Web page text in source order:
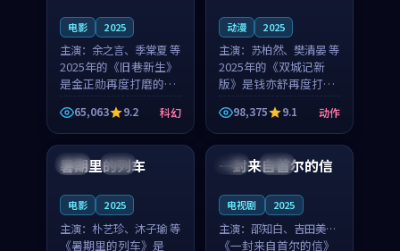
电影 2025
主演： 余之言、季棠夏 等
2025年的《旧巷新生》
是金正勋再度打磨的科
幻佳作。英国的取景与
雨夜物语的氛围相互成
就，余之言与季棠夏的
对手戏自然克制，让整
部影片在悬念与温度
65,063 9.2 科幻
动漫 2025
主演： 苏柏然、樊清晏 等
2025年的《双城记新
版》是钱亦舒再度打磨
的动作佳作。中国大陆
的取景与沙漠探险的氛
围相互成就，苏柏然与
樊清晏的对手戏自然克
制，让整部影片在悬念
98,375 9.1 动作
中国 杜比
暑期里的列车
电影 2025
主演： 朴艺珍、沐子瑜 等
《暑期里的列车》是
韩国 热播
一封来自首尔的信
电视剧 2025
主演： 邵知白、吉田美琴
等
《一封来自首尔的信》